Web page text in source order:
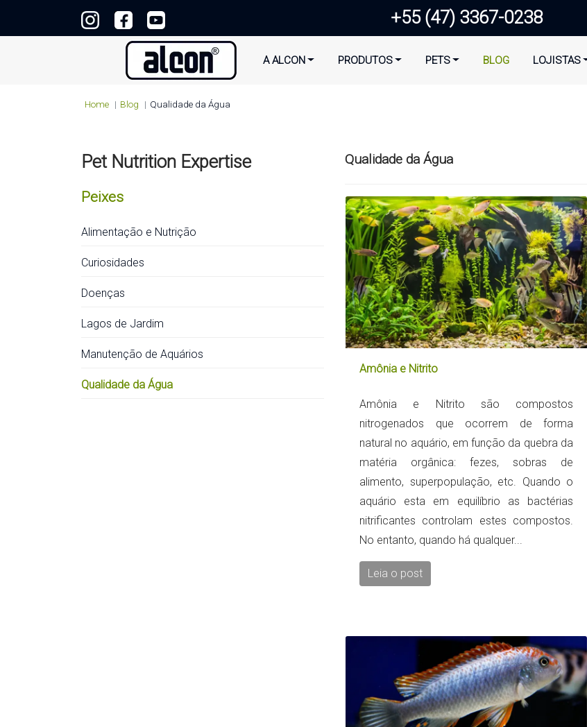
+55 (47) 3367-0238
A ALCON PRODUTOS PETS BLOG LOJISTAS
Home Blog Qualidade da Água
Pet Nutrition Expertise
Peixes
Alimentação e Nutrição
Curiosidades
Doenças
Lagos de Jardim
Manutenção de Aquários
Qualidade da Água
Qualidade da Água
Amônia e Nitrito
Amônia e Nitrito são compostos
nitrogenados que ocorrem de forma
natural no aquário, em função da quebra da
matéria orgânica: fezes, sobras de
alimento, superpopulação, etc. Quando o
aquário esta em equilíbrio as bactérias
nitrificantes controlam estes compostos.
No entanto, quando há qualquer...
Leia o post